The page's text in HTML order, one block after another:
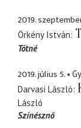
2019.
Örkény István
Tótné
2019. július 5.
Darvasi László
László
Színésznő